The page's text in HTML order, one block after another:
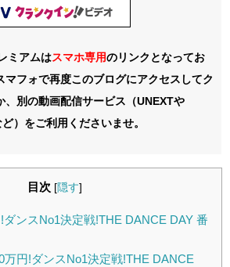
ミアムはスマホ専用のリンクとなってお
マフォで再度このブログにアクセスしてク
、別の動画配信サービス（UNEXTや
）をご利用くださいませ。
目次 [隠す]
ンスNo1決定戦!THE DANCE DAY 番
万円!ダンスNo1決定戦!THE DANCE